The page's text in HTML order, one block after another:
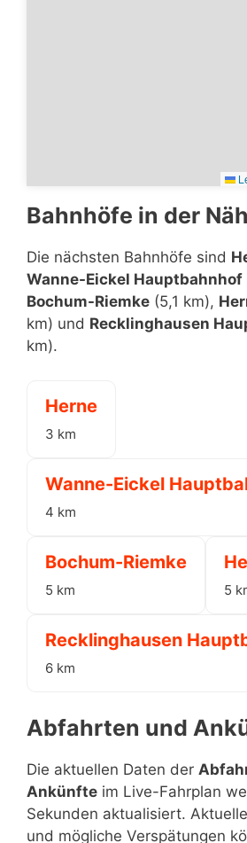
Bahnhöfe in der
Die nächsten Bahnhöfe sind
Wanne-Eickel Hauptbahnhof
Bochum-Riemke (5,1 km),
km) und Recklinghausen
km).
Herne
3 km
Wanne-Eickel
4 km
Bochum-Riemke
5 km 5
Recklinghausen
6 km
Abfahrten und
Die aktuellen Daten der
Ankünfte im Live-Fahrplan
Sekunden aktualisiert.
und mögliche Verspätungen